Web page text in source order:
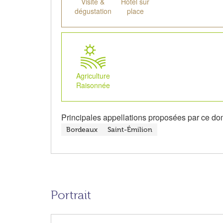
dégustation
place
Agriculture
Raisonnée
Principales appellations proposées par ce
Bordeaux Saint-Émilion
Portrait